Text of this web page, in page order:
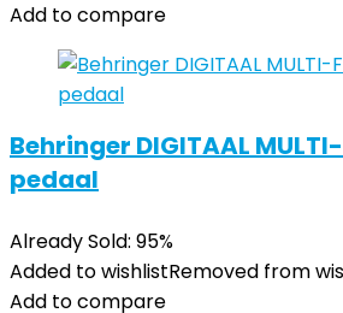
Add to compare
Behringer DIGITAAL
pedaal
Already Sold: 95%
Added to wishlistRemoved from
Add to compare